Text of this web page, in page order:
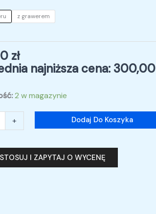
z grawerem
zł
najniższa cena: 300,00
2 w magazynie
+ Dodaj Do Koszyka
I ZAPYTAJ O WYCENĘ